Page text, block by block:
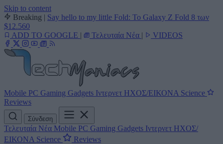
Skip to content
Breaking | Say hello to my little Fold: Το Galaxy Z Fold 8 των
$12.560
ADD TO GOOGLE | Τελευταία Νέα | VIDEOS
Mobile PC Gaming Gadgets Ιντερνετ ΗΧΟΣ/ΕΙΚΟΝΑ Science
Reviews
Σύνδεση
Τελευταία Νέα Mobile PC Gaming Gadgets Ιντερνετ ΗΧΟΣ/
ΕΙΚΟΝΑ Science Reviews